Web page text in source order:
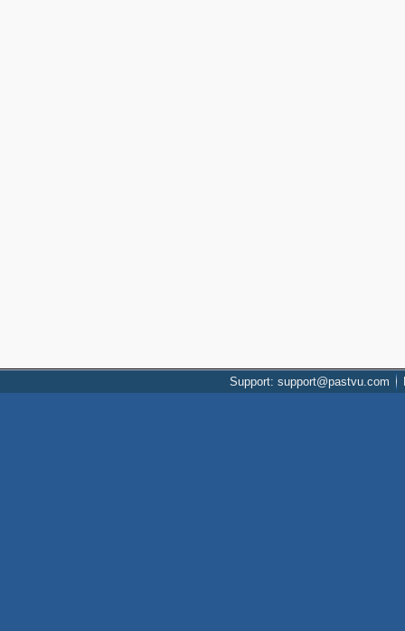
Support: support@pastvu.com